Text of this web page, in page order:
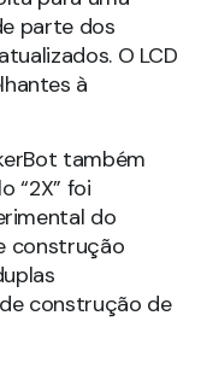
parte dos
O LCD
à
também
“2X” foi
do
construção
construção de